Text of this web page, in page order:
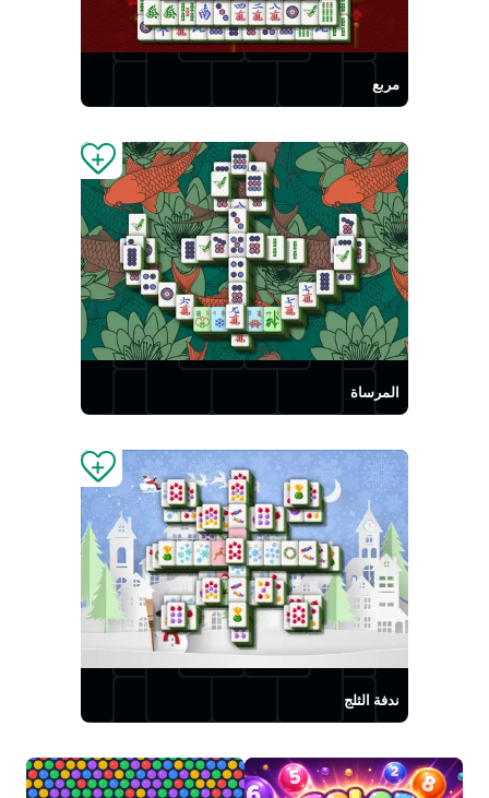
مربع
المرساة
ندفة الثلج